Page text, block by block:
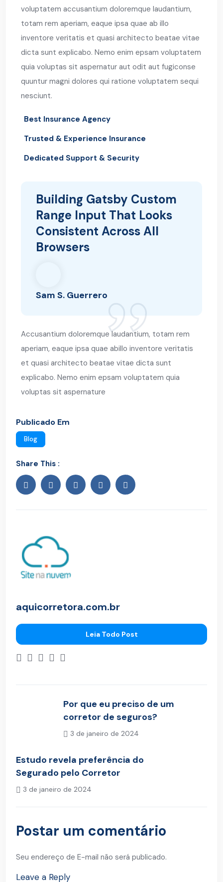
voluptatem accusantium doloremque laudantium,
totam rem aperiam, eaque ipsa quae ab illo
inventore veritatis et quasi architecto beatae vitae
dicta sunt explicabo. Nemo enim epsam voluptatem
quia voluptas sit aspernatur aut odit aut fugiconse
quuntur magni dolores qui ratione voluptatem sequi
nesciunt.
Best Insurance Agency
Trusted & Experience Insurance
Dedicated Support & Security
Building Gatsby Custom
Range Input That Looks
Consistent Across All
Browsers
Sam S. Guerrero
Accusantium doloremque laudantium, totam rem
aperiam, eaque ipsa quae abillo inventore veritatis
et quasi architecto beatae vitae dicta sunt
explicabo. Nemo enim epsam voluptatem quia
voluptas sit aspernature
Publicado Em
Blog
Share This :
aquicorretora.com.br
Leia Todo Post
Por que eu preciso de um
corretor de seguros?
3 de janeiro de 2024
Estudo revela preferência do
Segurado pelo Corretor
3 de janeiro de 2024
Próximo Post
Postar um comentário
Seu endereço de E-mail não será publicado.
Leave a Reply